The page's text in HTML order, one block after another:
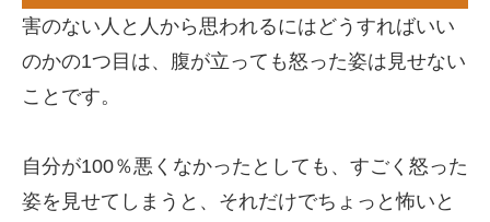
害のない人と人から思われるにはどうすればいい
のかの1つ目は、腹が立っても怒った姿は見せない
ことです。
自分が100％悪くなかったとしても、すごく怒った
姿を見せてしまうと、それだけでちょっと怖いと